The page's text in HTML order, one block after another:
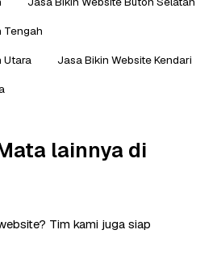
Tengah
Utara
Jasa Bikin Website Kendari
lainnya di
Tim kami juga siap